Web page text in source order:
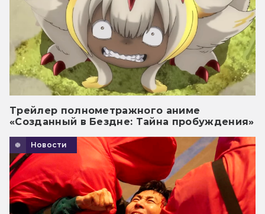
Трейлер полнометражного аниме
«Созданный в Бездне: Тайна пробуждения»
Новости